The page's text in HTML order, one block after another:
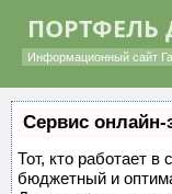
ПОРТФЕЛЬ
Информационный сайт
Сервис онлайн-
Тот, кто работает
бюджетный и